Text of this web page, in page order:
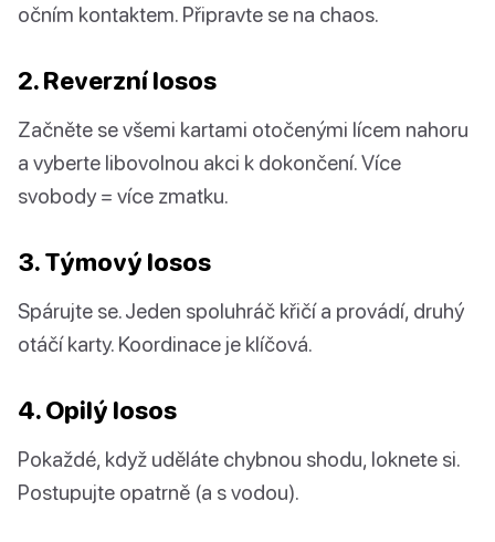
očním kontaktem. Připravte se na chaos.
2. Reverzní losos
Začněte se všemi kartami otočenými lícem nahoru
a vyberte libovolnou akci k dokončení. Více
svobody = více zmatku.
3. Týmový losos
Spárujte se. Jeden spoluhráč křičí a provádí, druhý
otáčí karty. Koordinace je klíčová.
4. Opilý losos
Pokaždé, když uděláte chybnou shodu, loknete si.
Postupujte opatrně (a s vodou).